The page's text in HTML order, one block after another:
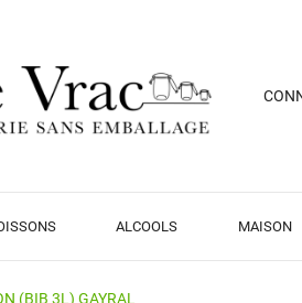
ALCOOLS MAISON
(BIB 3L) GAYRAL